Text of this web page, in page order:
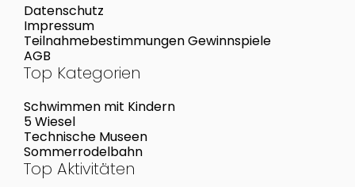
Datenschutz
Impressum
Teilnahmebestimmungen Gewinnspiele
AGB
Top Kategorien
Schwimmen mit Kindern
5 Wiesel
Technische Museen
Sommerrodelbahn
Top Aktivitäten